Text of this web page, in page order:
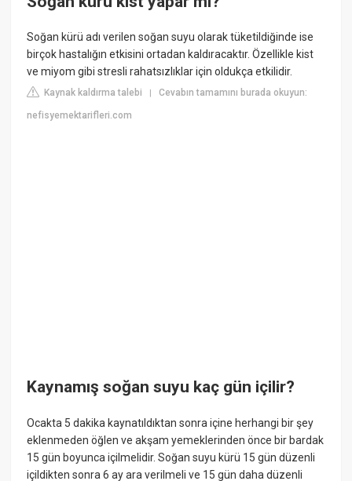
Soğan kürü adı verilen soğan suyu olarak tüketildiğinde ise
birçok hastalığın etkisini ortadan kaldıracaktır. Özellikle kist
ve miyom gibi stresli rahatsızlıklar için oldukça etkilidir.
Kaynak kaldırma talebi |Cevabın tamamını burada okuyun:
nefisyemektarifleri.com
Kaynamış soğan suyu kaç gün içilir?
Ocakta 5 dakika kaynatıldıktan sonra içine herhangi bir şey
eklenmeden öğlen ve akşam yemeklerinden önce bir bardak
15 gün boyunca içilmelidir. Soğan suyu kürü 15 gün düzenli
içildikten sonra 6 ay ara verilmeli ve 15 gün daha düzenli